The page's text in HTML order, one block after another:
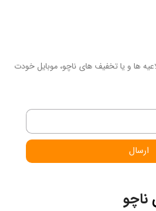
ها و یا تخفیف های ناچو، موبایل خودت
ارسال
ناچو